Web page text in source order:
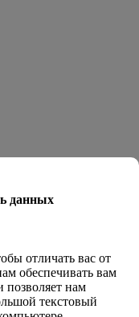
данных
отличать вас от
обеспечивать вам
позволяет нам
текстовый